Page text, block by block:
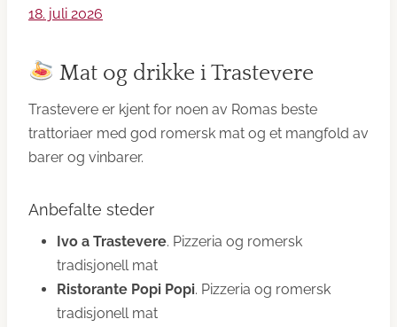
18. juli 2026
Mat og drikke i Trastevere
Trastevere er kjent for noen av Romas beste
trattoriaer med god romersk mat og et mangfold av
barer og vinbarer.
Anbefalte steder
Ivo a Trastevere. Pizzeria og romersk
tradisjonell mat
Ristorante Popi Popi. Pizzeria og romersk
tradisjonell mat